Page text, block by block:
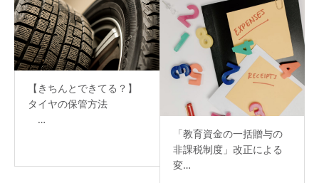
【きちんとできてる？】
タイヤの保管方法
…
「教育資金の一括贈与の
非課税制度」改正による
変…